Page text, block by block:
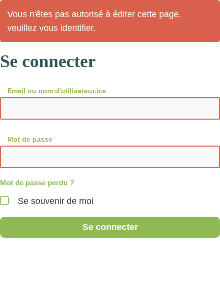
Vous n'êtes pas autorisé à éditer cette page.
veuillez vous identifier.
Se connecter
Email ou nom d'utilisateur.ice
Mot de passe
Mot de passe perdu ?
Se souvenir de moi
Se connecter